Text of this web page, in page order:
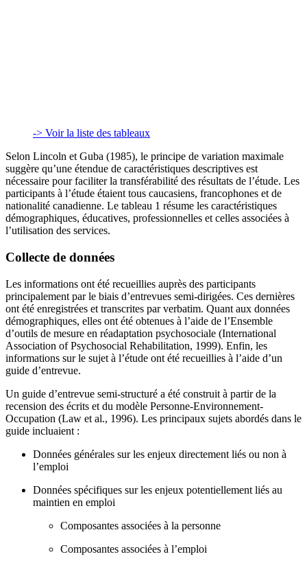
-> Voir la liste des tableaux
Selon Lincoln et Guba (1985), le principe de variation maximale
suggère qu’une étendue de caractéristiques descriptives est
nécessaire pour faciliter la transférabilité des résultats de l’étude. Les
participants à l’étude étaient tous caucasiens, francophones et de
nationalité canadienne. Le tableau 1 résume les caractéristiques
démographiques, éducatives, professionnelles et celles associées à
l’utilisation des services.
Collecte de données
Les informations ont été recueillies auprès des participants
principalement par le biais d’entrevues semi-dirigées. Ces dernières
ont été enregistrées et transcrites par verbatim. Quant aux données
démographiques, elles ont été obtenues à l’aide de l’Ensemble
d’outils de mesure en réadaptation psychosociale (International
Association of Psychosocial Rehabilitation, 1999). Enfin, les
informations sur le sujet à l’étude ont été recueillies à l’aide d’un
guide d’entrevue.
Un guide d’entrevue semi-structuré a été construit à partir de la
recension des écrits et du modèle Personne-Environnement-
Occupation (Law et al., 1996). Les principaux sujets abordés dans le
guide incluaient :
Données générales sur les enjeux directement liés ou non à
l’emploi
Données spécifiques sur les enjeux potentiellement liés au
maintien en emploi
Composantes associées à la personne
Composantes associées à l’emploi